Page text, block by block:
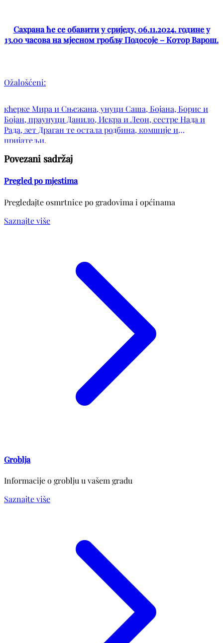
Сахрана ће се обавити у сриједу, 06.11.2024. године у
13.00 часова на мјесном гробљу Подосоје – Котор Варош.
Ožalošćeni:
кћерке Мира и Сњежана, унуци Саша, Бојана, Борис и
Бојан, праунуци Данило, Искра и Леон, сестре Нада и
Рада, зет Драган те остала родбина, комшије и
пријатељи.
Povezani sadržaj
Pregled po mjestima
Pregledajte osmrtnice po gradovima i općinama
Saznajte više
Groblja
Informacije o groblju u vašem gradu
Saznajte više